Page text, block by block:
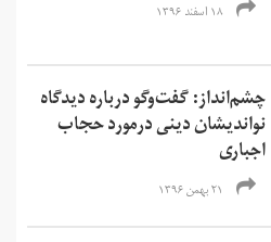
۱۸ اسفند ۱۳۹۶
چشم‌انداز: گفت‌وگو درباره دیدگاه
نواندیشان دینی درمورد حجاب
اجباری
۲۱ بهمن ۱۳۹۶